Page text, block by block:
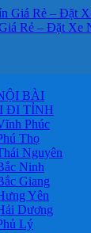
Rẻ – Đặt Xe
BÀI
ĐI TỈNH
Phúc
Thọ
Nguyên
Ninh
Giang
Yên
Dương
Lý